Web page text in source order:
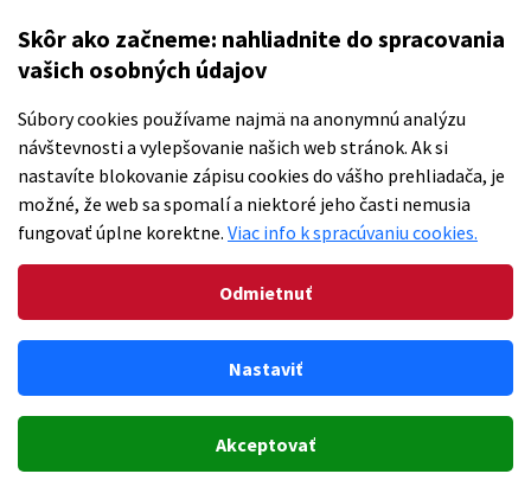
Skôr ako začneme: nahliadnite do spracovania
vašich osobných údajov
Súbory cookies používame najmä na anonymnú analýzu
návštevnosti a vylepšovanie našich web stránok. Ak si
nastavíte blokovanie zápisu cookies do vášho prehliadača, je
možné, že web sa spomalí a niektoré jeho časti nemusia
fungovať úplne korektne. Viac info k spracúvaniu cookies.
Odmietnuť
Nastaviť
Akceptovať